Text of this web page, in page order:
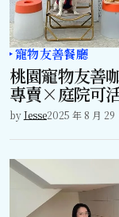
寵物友善餐廳
桃園寵物友善
專賣×庭院可
byJesse2025 年 8 月 29